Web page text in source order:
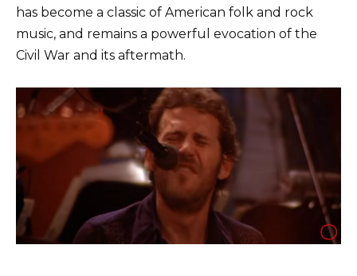
has become a classic of American folk and rock
music, and remains a powerful evocation of the
Civil War and its aftermath.